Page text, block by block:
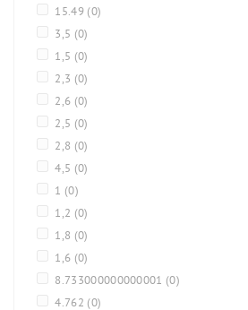
15.49 (0)
3,5 (0)
1,5 (0)
2,3 (0)
2,6 (0)
2,5 (0)
2,8 (0)
4,5 (0)
1 (0)
1,2 (0)
1,8 (0)
1,6 (0)
8.733000000000001 (0)
4.762 (0)